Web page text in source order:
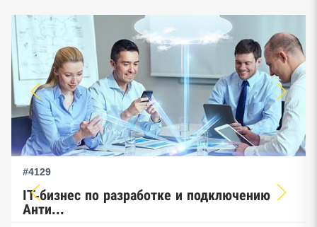
#4129
IT-бизнес по разработке и подключению
Анти...